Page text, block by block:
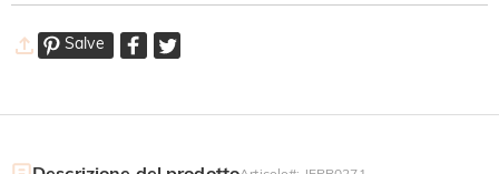
Salve